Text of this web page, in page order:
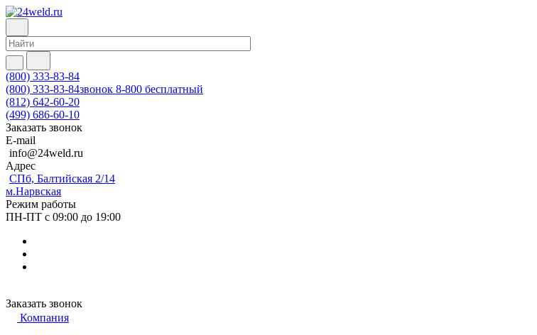
(800) 333-83-84
(800) 333-83-84звонок 8-800 бесплатный
(812) 642-60-20
(499) 686-60-10
Заказать звонок
E-mail
info@24weld.ru
Адрес
СПб, Балтийская 2/14
м.Нарвская
Режим работы
ПН-ПТ с 09:00 до 19:00
Заказать звонок
Компания